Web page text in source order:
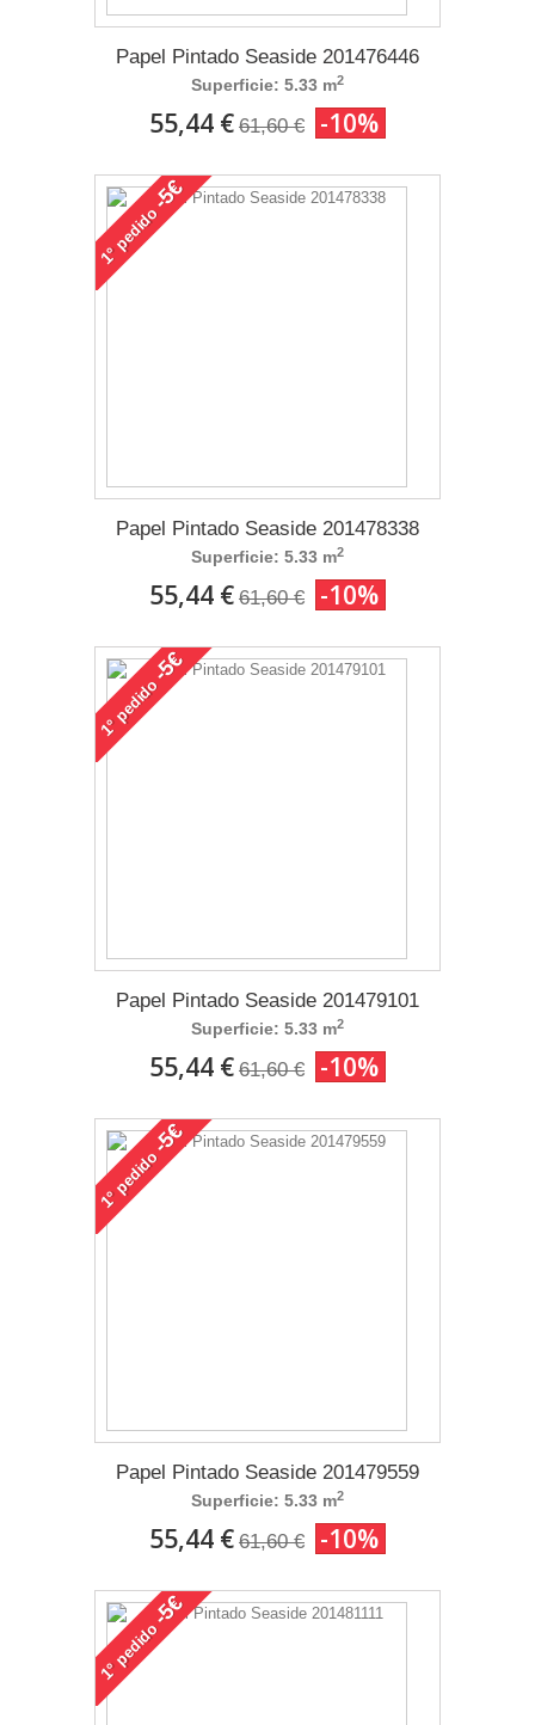
Papel Pintado Seaside 201476446
Superficie: 5.33 m2
55,44 € 61,60 € -10%
1°
pedido
-5€
Papel Pintado Seaside 201478338
Superficie: 5.33 m2
55,44 € 61,60 € -10%
1°
pedido
-5€
Papel Pintado Seaside 201479101
Superficie: 5.33 m2
55,44 € 61,60 € -10%
1°
pedido
-5€
Papel Pintado Seaside 201479559
Superficie: 5.33 m2
55,44 € 61,60 € -10%
1°
pedido
-5€